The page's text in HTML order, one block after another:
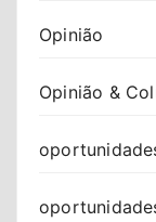
Opinião
Opinião &